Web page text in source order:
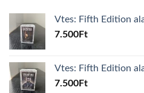
Vtes: Fifth Edition
7.500Ft
Vtes: Fifth Edition
7.500Ft